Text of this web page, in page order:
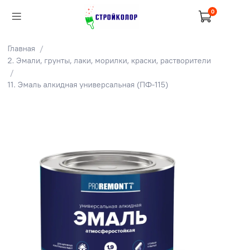
0
Главная
2. Эмали, грунты, лаки, морилки, краски, растворители
11. Эмаль алкидная универсальная (ПФ-115)